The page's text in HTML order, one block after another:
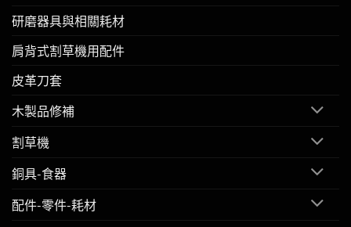
研磨器具與相關耗材
肩背式割草機用配件
皮革刀套
木製品修補
割草機
銅具-食器
配件-零件-耗材